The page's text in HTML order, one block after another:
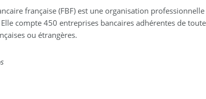
française (FBF) est une organisation
compte 450 entreprises bancaires adhérentes de
ou étrangères.